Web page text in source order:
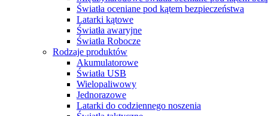
Światła oceniane pod kątem bezpieczeństwa
Latarki kątowe
Światła awaryjne
Światła Robocze
Rodzaje produktów
Akumulatorowe
Światła USB
Wielopaliwowy
Jednorazowe
Latarki do codziennego noszenia